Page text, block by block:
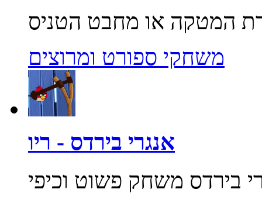
משחקי ספורט ומרוצים
אנגרי בירדס - ריו